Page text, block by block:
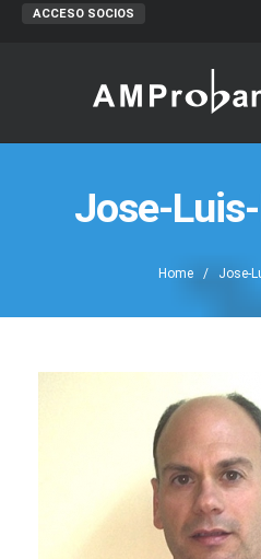
ACCESO SOCIOS
Jose-
Home/ Jose-